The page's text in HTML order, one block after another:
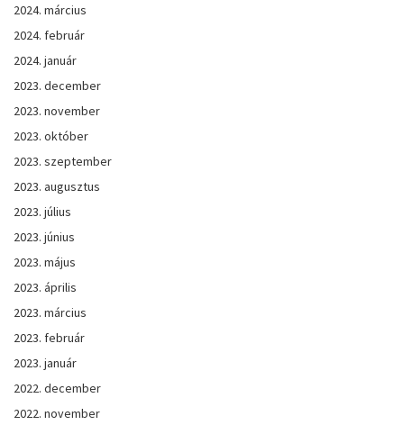
2024. március
2024. február
2024. január
2023. december
2023. november
2023. október
2023. szeptember
2023. augusztus
2023. július
2023. június
2023. május
2023. április
2023. március
2023. február
2023. január
2022. december
2022. november